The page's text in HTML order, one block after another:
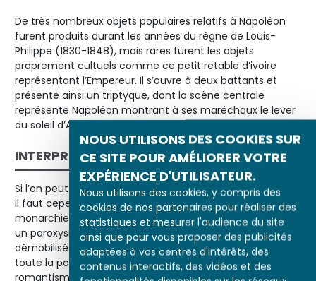
NOUS UTILISONS DES COOKIES SUR
CE SITE POUR AMÉLIORER VOTRE
EXPÉRIENCE D'UTILISATEUR.
Nous utilisons des cookies, y compris des
cookies de nos partenaires pour réaliser des
statistiques et mesurer l'audience du site
ainsi que pour vous proposer des publicités
adaptées à vos centres d'intérêts, des
contenus interactifs, des vidéos et des
De très nombreux objets populaires relatifs à Napoléon
furent produits durant les années du règne de Louis-
Philippe (1830-1848), mais rares furent les objets
proprement cultuels comme ce petit retable d’ivoire
représentant l’Empereur. Il s’ouvre à deux battants et
présente ainsi un triptyque, dont la scène centrale
représente Napoléon montrant à ses maréchaux le lever
du soleil d’Austerlitz.
INTERPRÉTATION
Si l’on peut faire remonter le culte de Napoléon au sacre,
il faut cependant attendre la Restauration et surtout la
monarchie de Juillet pour voir cette vénération atteindre
un paroxysme. D’abord œuvre des anciens soldats
démobilisés, les célèbres demi-soldes, il gagna bientôt
toute la population, à mesure que se développait le
romantisme que diffusaient en France les jeunes gens de